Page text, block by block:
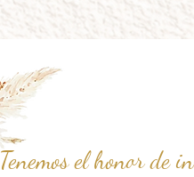
Tenemos el honor de